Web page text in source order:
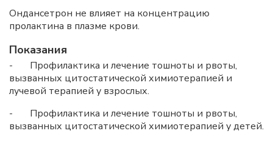
Ондансетрон не влияет на концентрацию
пролактина в плазме крови.
Показания
- Профилактика и лечение тошноты и рвоты,
вызванных цитостатической химиотерапией и
лучевой терапией у взрослых.
- Профилактика и лечение тошноты и рвоты,
вызванных цитостатической химиотерапией у детей.